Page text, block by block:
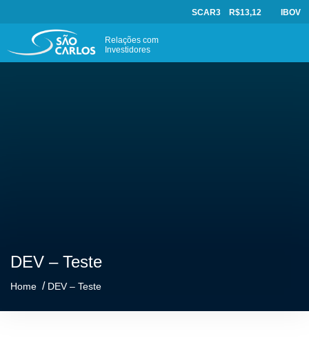
Relações com
Investidores
SCAR3 R$13,12 IBOV
DEV – Teste
Home / DEV – Teste